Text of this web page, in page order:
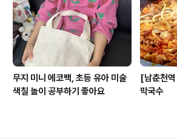
무지 미니 에코백, 초등 유아 미술
색칠 놀이 공부하기 좋아요
[남춘천
막국수